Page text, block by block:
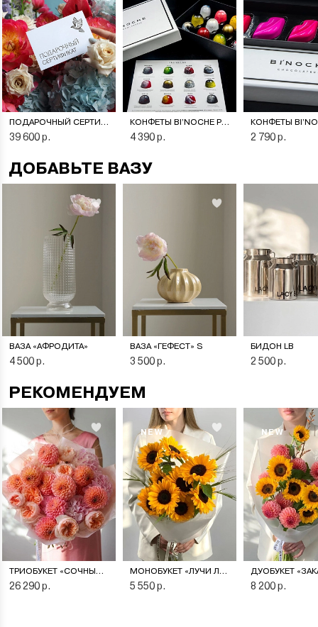
ПОДАРОЧНЫЙ СЕРТИФИКАТ НА ЦВЕТОЧНУЮ ПОДПИСКУ
39 600 р.
КОНФЕТЫ BI’NOCHE PREMIERE
4 390 р. 2 790 р.
ДОБАВЬТЕ ВАЗУ
ВАЗА «АФРОДИТА»
4 500 р.
ВАЗА «ГЕФЕСТ» S
3 500 р.
БИДОН LB
2 500 р.
РЕКОМЕНДУЕМ
ТРИОБУКЕТ «СОЧНЫЙ ПЕРСИК»
26 290 р.
NEW
МОНОБУКЕТ «ЛУЧИ ЛЕТА»
5 550 р.
NEW
8 200 р.